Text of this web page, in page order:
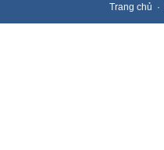
Trang chủ